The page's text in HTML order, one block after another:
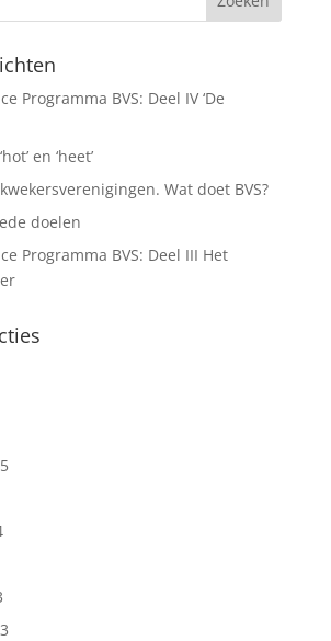
Programma BVS: Deel IV ‘De
en ‘heet’
Wat doet BVS?
doelen
Programma BVS: Deel III Het